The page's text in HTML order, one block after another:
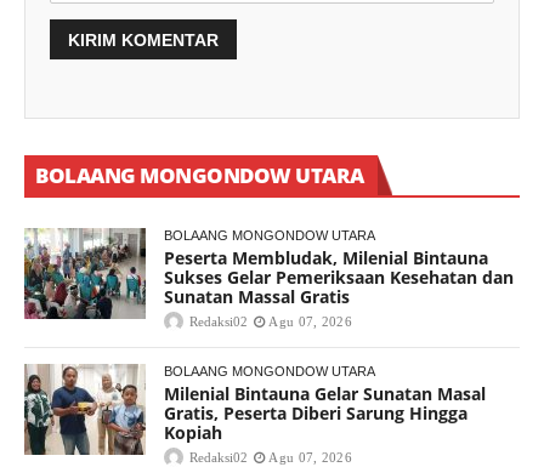
BOLAANG MONGONDOW UTARA
BOLAANG MONGONDOW UTARA
Peserta Membludak, Milenial Bintauna
Sukses Gelar Pemeriksaan Kesehatan dan
Sunatan Massal Gratis
Redaksi02 Agu 07, 2026
BOLAANG MONGONDOW UTARA
Milenial Bintauna Gelar Sunatan Masal
Gratis, Peserta Diberi Sarung Hingga
Kopiah
Redaksi02 Agu 07, 2026